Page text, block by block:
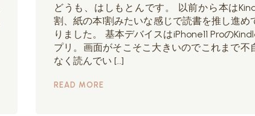
どうも、はしもとんです。 以前から本は
割、紙の本1割みたいな感じで読書を推し進め
りました。 基本デバイスはiPhone11 Proの
プリ。画面がそこそこ大きいのでこれまで不
なく読んでい […]
READ MORE